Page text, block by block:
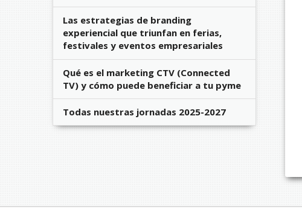
Las estrategias de branding
experiencial que triunfan en ferias,
festivales y eventos empresariales
Qué es el marketing CTV (Connected
TV) y cómo puede beneficiar a tu pyme
Todas nuestras jornadas 2025-2027